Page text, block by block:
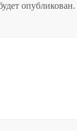
опубликован.